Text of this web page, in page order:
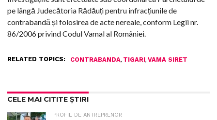
pe lângă Judecătoria Rădăuți pentru infracțiunile de
contrabandă și folosirea de acte nereale, conform Legii nr.
86/2006 privind Codul Vamal al României.
RELATED TOPICS: CONTRABANDA, TIGARI, VAMA SIRET
CELE MAI CITITE ȘTIRI
PROFIL DE ANTREPRENOR